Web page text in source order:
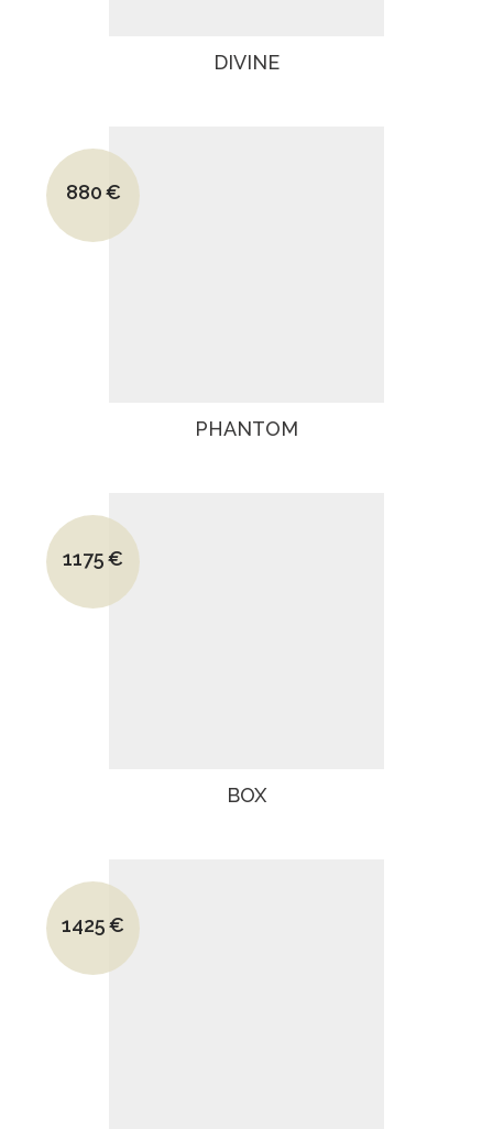
DIVINE
Le prix initial était : 1270€.
880€
Le prix actuel est : 880€.
PHANTOM
Le prix initial était : 1770€.
1175€
Le prix actuel est : 1175€.
BOX
Le prix initial était : 1765€.
1425€
Le prix actuel est : 1425€.